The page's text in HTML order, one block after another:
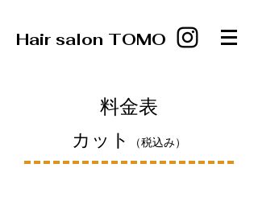
Hair salon TOMO
​料金表
​カット （税込み）